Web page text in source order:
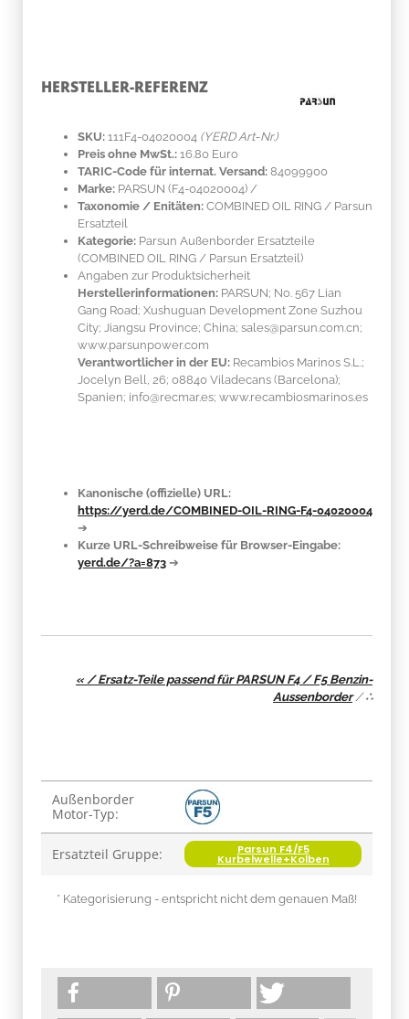
HERSTELLER-REFERENZ
SKU: 111F4-04020004 (YERD Art-Nr.)
Preis ohne MwSt.: 16.80 Euro
TARIC-Code für internat. Versand: 84099900
Marke: PARSUN (F4-04020004) /
Taxonomie / Enitäten: COMBINED OIL RING / Parsun
Ersatzteil
Kategorie: Parsun Außenborder Ersatzteile
(COMBINED OIL RING / Parsun Ersatzteil)
Angaben zur Produktsicherheit
Herstellerinformationen: PARSUN; No. 567 Lian
Gang Road; Xushuguan Development Zone Suzhou
City; Jiangsu Province; China; sales@parsun.com.cn;
www.parsunpower.com
Verantwortlicher in der EU: Recambios Marinos S.L.;
Jocelyn Bell, 26; 08840 Viladecans (Barcelona);
Spanien; info@recmar.es; www.recambiosmarinos.es
Kanonische (offizielle) URL:
https://yerd.de/COMBINED-OIL-RING-F4-04020004
➔
Kurze URL-Schreibweise für Browser-Eingabe:
yerd.de/?a=873 ➔
« / Ersatz-Teile passend für PARSUN F4 / F5 Benzin-
Aussenborder/∴
Produkteigenschaft
Wert
Außenborder
Motor-Typ:
Ersatzteil Gruppe: Parsun F4/F5
Kurbelwelle+Kolben
* Kategorisierung - entspricht nicht dem genauen Maß!